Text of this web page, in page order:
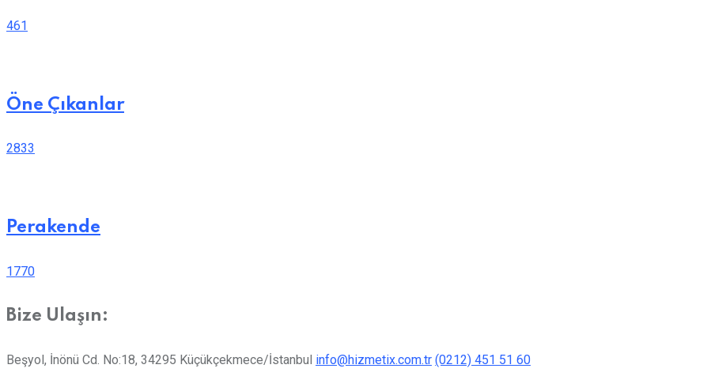
461
Öne Çıkanlar
2833
Perakende
1770
Bize Ulaşın:
Beşyol, İnönü Cd. No:18, 34295 Küçükçekmece/İstanbul info@hizmetix.com.tr (0212) 451 51 60